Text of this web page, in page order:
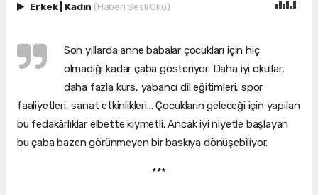
Erkek Kadın (Haberi Sesli Oku)
Son yıllarda anne babalar çocukları için hiç
olmadığı kadar çaba gösteriyor. Daha iyi okullar,
daha fazla kurs, yabancı dil eğitimleri, spor
faaliyetleri, sanat etkinlikleri… Çocukların geleceği için yapılan
bu fedakârlıklar elbette kıymetli. Ancak iyi niyetle başlayan
bu çaba bazen görünmeyen bir baskıya dönüşebiliyor.
***